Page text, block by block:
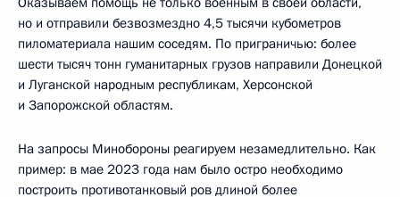
но и отправили безвозмездно 4,5 тысячи кубометров
пиломатериала нашим соседям. По приграничью: более
шести тысяч тонн гуманитарных грузов направили Донецкой
и Луганской народным республикам, Херсонской
и Запорожской областям.
На запросы Минобороны реагируем незамедлительно. Как
пример: в мае 2023 года нам было остро необходимо
построить противотанковый ров длиной более